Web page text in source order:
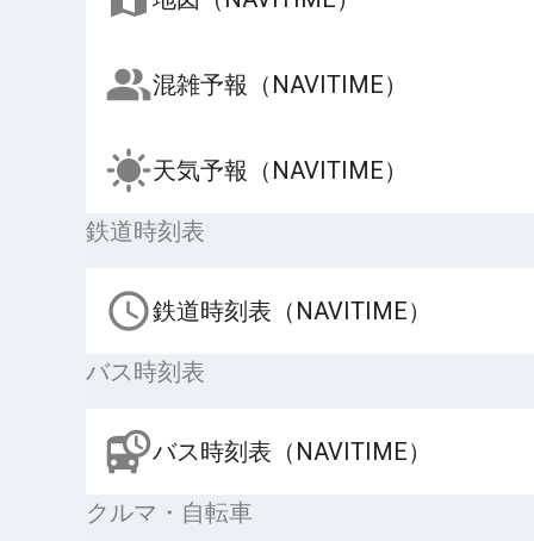
混雑予報（NAVITIME）
天気予報（NAVITIME）
鉄道時刻表
鉄道時刻表（NAVITIME）
バス時刻表
バス時刻表（NAVITIME）
クルマ・自転車